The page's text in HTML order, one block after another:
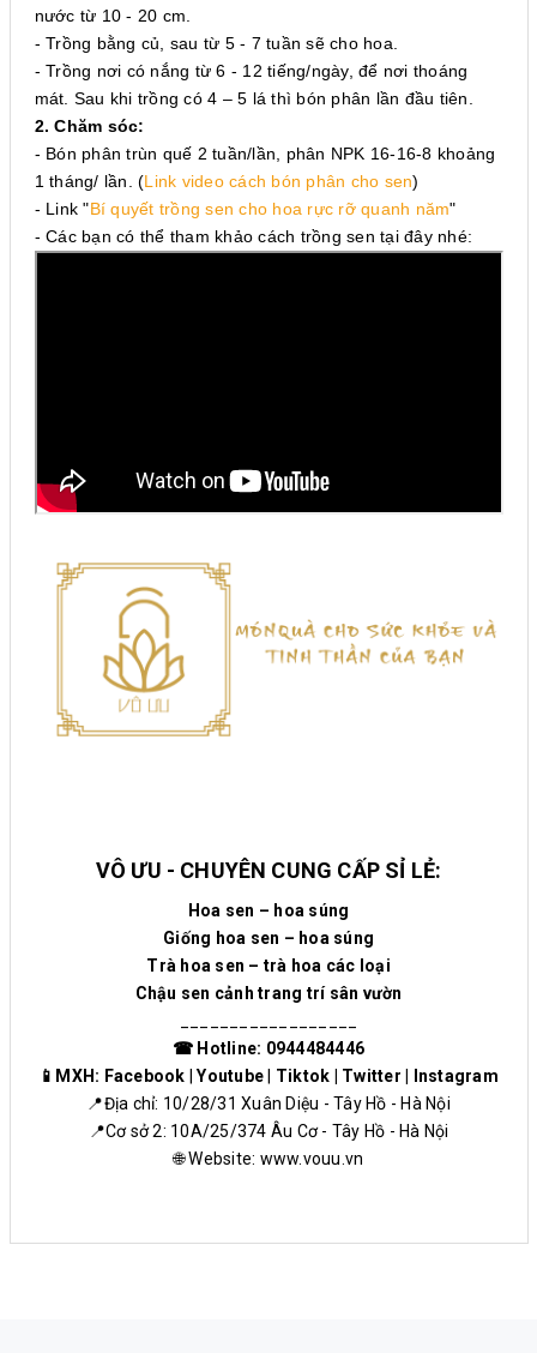
nước từ 10 - 20 cm.
- Trồng bằng củ, sau từ 5 - 7 tuần sẽ cho hoa.
- Trồng nơi có nắng từ 6 - 12 tiếng/ngày, để nơi thoáng
mát. Sau khi trồng có 4 – 5 lá thì bón phân lần đầu tiên.
2. Chăm sóc:
- Bón phân trùn quế 2 tuần/lần, phân NPK 16-16-8 khoảng
1 tháng/ lần. (Link video cách bón phân cho sen)
- Link"Bí quyết trồng sen cho hoa rực rỡ quanh năm"
- Các bạn có thể tham khảo cách trồng sen tại đây nhé:
VÔ ƯU - CHUYÊN CUNG CẤP SỈ LẺ:
Hoa sen – hoa súng
Giống hoa sen – hoa súng
Trà hoa sen – trà hoa các loại
Chậu sen cảnh trang trí sân vườn
☎ Hotline: 0944484446
📱MXH: Facebook |Youtube Tiktok Twitter
Instagram
📍Địa chỉ: 10/28/31 Xuân Diệu - Tây Hồ - Hà Nội
📍Cơ sở 2: 10A/25/374 Âu Cơ - Tây Hồ - Hà Nội
🌐 Website: www.vouu.vn